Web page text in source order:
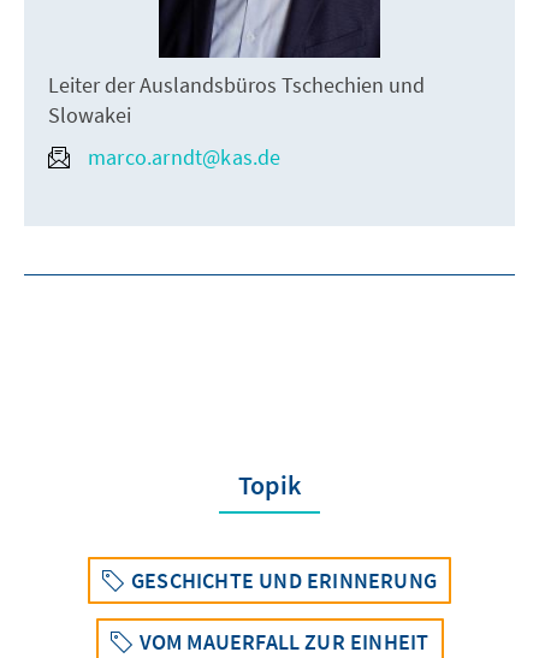
Leiter der Auslandsbüros Tschechien und
Slowakei
marco.arndt@kas.de
Topik
GESCHICHTE UND ERINNERUNG
VOM MAUERFALL ZUR EINHEIT